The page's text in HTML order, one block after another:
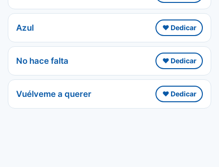
Azul ❤️ Dedicar
No hace falta ❤️ Dedicar
Vuélveme a querer ❤️ Dedicar